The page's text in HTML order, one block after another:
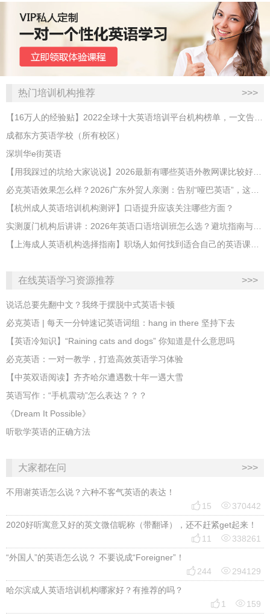
热门培训机构推荐 >>>
【16万人的经验贴】2022全球十大英语培训平台机构榜单，一文告诉你
成都东方英语学校（所有校区）
深圳华e街英语
【用我踩过的坑给大家说说】2026最新有哪些英语外教网课比较好？哪家性价比高？
必克英语效果怎么样？2026广东外贸人亲测：告别“哑巴英语”，这才是成年人最高效的自救指南！
【杭州成人英语培训机构测评】口语提升应该关注哪些方面？
实测厦门机构后讲讲：2026年英语口语培训班怎么选？避坑指南与高效学习新范式
【上海成人英语机构选择指南】职场人如何找到适合自己的英语课程？
在线英语学习资源推荐 >>>
说话总要先翻中文？我终于摆脱中式英语卡顿
必克英语 | 每天一分钟速记英语词组：hang in there 坚持下去
​【英语冷知识】“Raining cats and dogs” 你知道是什么意思吗
必克英语：一对一教学，打造高效英语学习体验
【中英双语阅读】齐齐哈尔遭遇数十年一遇大雪
英语写作：“手机震动”怎么表达？？？
《Dream It Possible》
听歌学英语的正确方法
大家都在问 >>>
不用谢英语怎么说？六种不客气英语的表达！
 15 370442
2020好听寓意又好的英文微信昵称（带翻译），还不赶紧get起来！
 11 338261
“外国人”的英语怎么说？ 不要说成“Foreigner”！
 244 294129
哈尔滨成人英语培训机构哪家好？有推荐的吗？
 1 159